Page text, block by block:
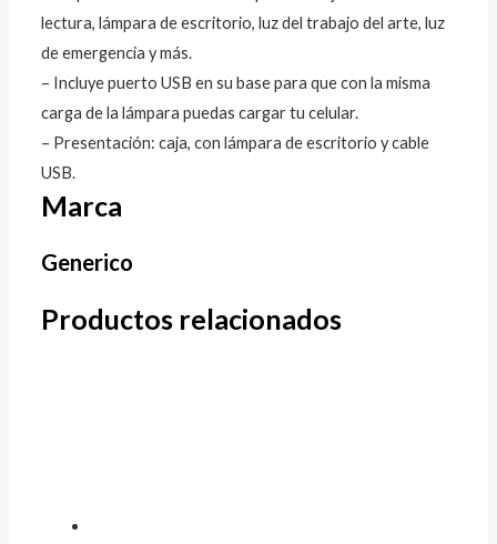
lectura, lámpara de escritorio, luz del trabajo del arte, luz
de emergencia y más.
– Incluye puerto USB en su base para que con la misma
carga de la lámpara puedas cargar tu celular.
– Presentación: caja, con lámpara de escritorio y cable
USB.
Marca
Generico
Productos relacionados